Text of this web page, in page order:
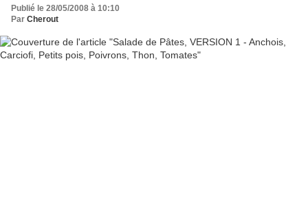
Publié le 28/05/2008 à 10:10
Par Cherout